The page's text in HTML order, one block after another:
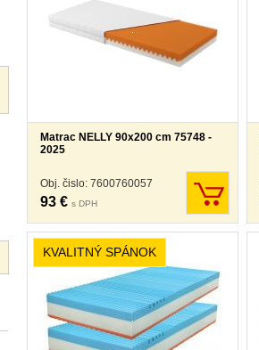
Matrac NELLY 90x200 cm 75748 -
2025
Obj. čislo: 7600760057
93 € s DPH
KVALITNÝ SPÁNOK